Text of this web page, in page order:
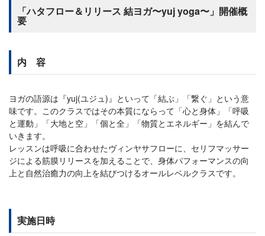
「ハタフロー＆リリース 結ヨガ〜yuj yoga〜」開催概
要
内 容
ヨガの語源は『yuj(ユジュ)』といって「結ぶ」「繋ぐ」という意
味です。このクラスではその本質にならって「心と身体」「呼吸
と運動」「大地と空」「個と全」「物質とエネルギー」を結んで
いきます。
レッスンは呼吸に合わせたヴィンヤサフローに、セリフマッサー
ジによる筋膜リリースを加えることで、身体パフォーマンスの向
上と自然治癒力の向上を結びつけるオールレベルクラスです。
実施日時